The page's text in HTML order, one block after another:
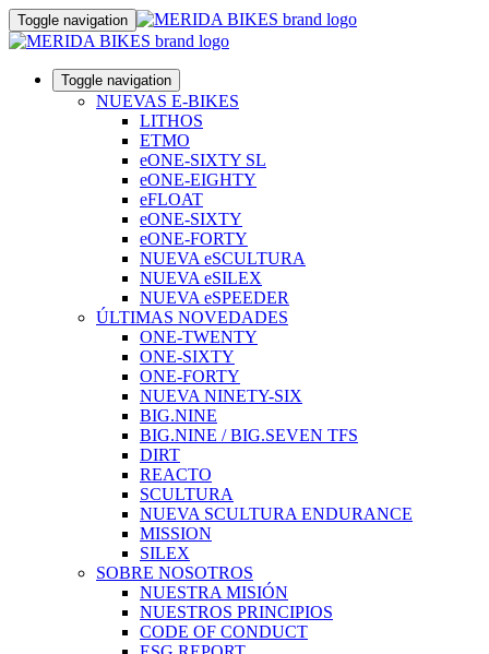
Toggle navigation
Toggle navigation
NUEVAS E-BIKES
LITHOS
ETMO
eONE-SIXTY SL
eONE-EIGHTY
eFLOAT
eONE-SIXTY
eONE-FORTY
NUEVA eSCULTURA
NUEVA eSILEX
NUEVA eSPEEDER
ÚLTIMAS NOVEDADES
ONE-TWENTY
ONE-SIXTY
ONE-FORTY
NUEVA NINETY-SIX
BIG.NINE
BIG.NINE / BIG.SEVEN TFS
DIRT
REACTO
SCULTURA
NUEVA SCULTURA ENDURANCE
MISSION
SILEX
SOBRE NOSOTROS
NUESTRA MISIÓN
NUESTROS PRINCIPIOS
CODE OF CONDUCT